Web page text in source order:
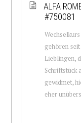
ALFA
#750081
gehören
Lieblingen,
Schriftstück
gewidmet,
eher